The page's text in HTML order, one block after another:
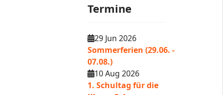
Termine
29 Jun 2026
Sommerferien (29.06. -
07.08.)
10 Aug 2026
1. Schultag für die